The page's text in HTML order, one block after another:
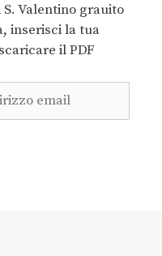
Valentino grauito
inserisci la tua
il PDF